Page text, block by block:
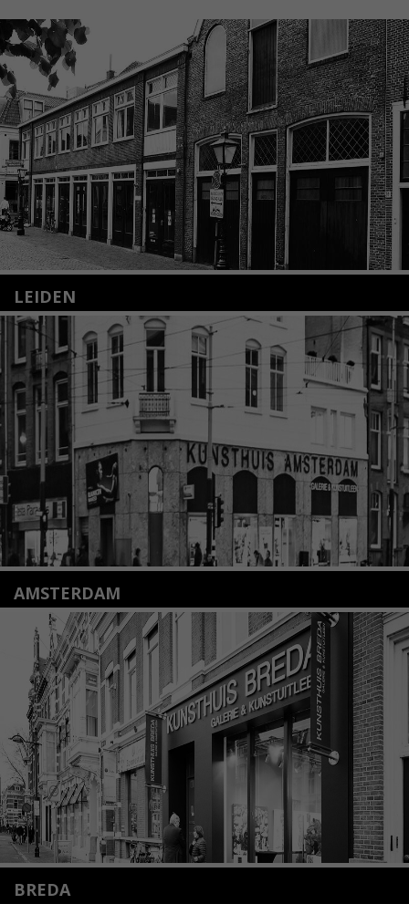
LEIDEN
Nieuwstraat 35
2312 KA Leiden
+31(0)71 – 52 84 480
info@kunsthuisleiden.nl
Lees meer
AMSTERDAM
Amstelveenseweg 135
1075 VX Amsterdam
+31 (0)20 2332546
info@kunsthuisamsterdam.nl
Lees meer
BREDA